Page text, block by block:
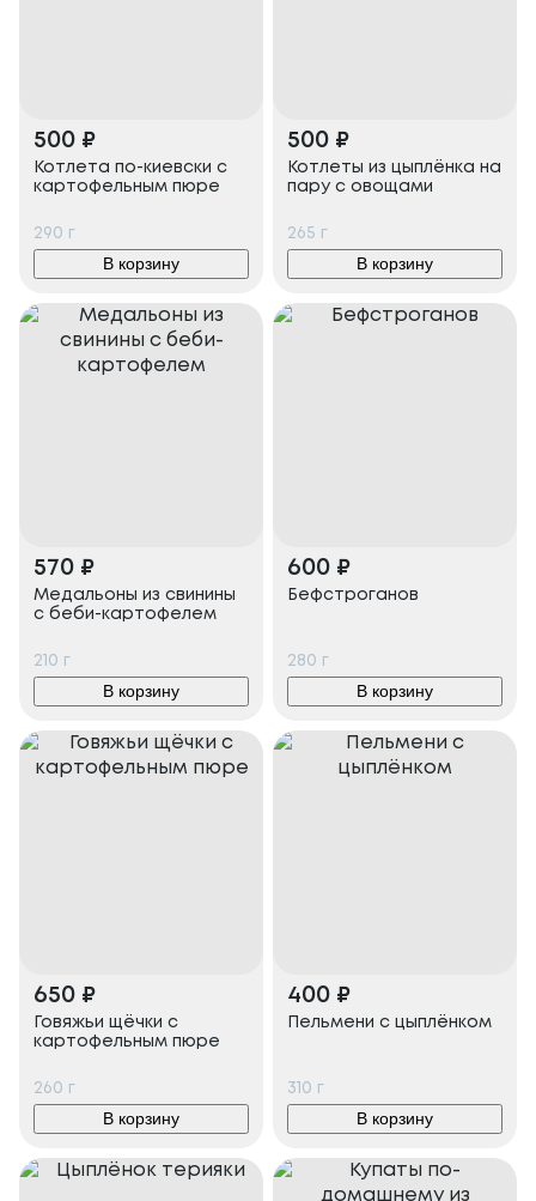
500 ₽
Котлета по-киевски с
картофельным пюре
290 г
В корзину
500 ₽
Котлеты из цыплёнка на
пару с овощами
265 г
В корзину
570 ₽
Медальоны из свинины
с беби-картофелем
210 г
В корзину
600 ₽
Бефстроганов
280 г
В корзину
650 ₽
Говяжьи щёчки с
картофельным пюре
260 г
В корзину
400 ₽
Пельмени с цыплёнком
310 г
В корзину